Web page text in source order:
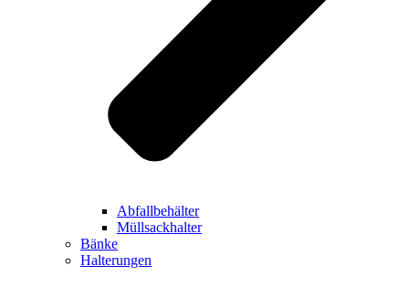
Abfallbehälter
Müllsackhalter
Bänke
Halterungen